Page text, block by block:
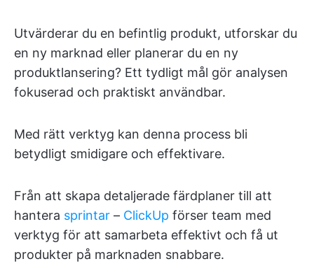
Utvärderar du en befintlig produkt, utforskar du
en ny marknad eller planerar du en ny
produktlansering? Ett tydligt mål gör analysen
fokuserad och praktiskt användbar.
Med rätt verktyg kan denna process bli
betydligt smidigare och effektivare.
Från att skapa detaljerade färdplaner till att
hantera sprintar – ClickUp förser team med
verktyg för att samarbeta effektivt och få ut
produkter på marknaden snabbare.